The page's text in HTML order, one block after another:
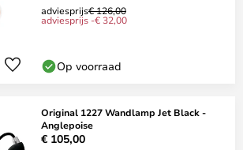
adviesprijs€ 126,00
adviesprijs -€ 32,00
Op voorraad
Original 1227 Wandlamp Jet Black -
Anglepoise
€ 105,00